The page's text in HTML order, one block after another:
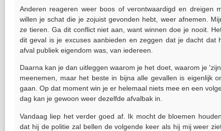
Anderen reageren weer boos of verontwaardigd en dreigen
willen je schat die je zojuist gevonden hebt, weer afnemen.
ze tieren. Ga dit conflict niet aan, want winnen doe je nooit.
dit geval is je excuses aanbieden en zeggen dat je dacht dat
afval publiek eigendom was, van iedereen.
Daarna kan je dan uitleggen waarom je het doet, waarom je
meenemen, maar het beste in bijna alle gevallen is eigenlijk
gaan. Op dat moment win je er helemaal niets mee en een
dag kan je gewoon weer dezelfde afvalbak in.
Vandaag liep het verder goed af. Ik mocht de bloemen
dat hij de politie zal bellen de volgende keer als hij mij weer